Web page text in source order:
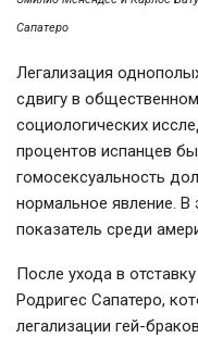
Сапатеро
Легализация
сдвигу в
социологических
процентов испанцев
гомосексуальность
нормальное явление. В
показатель среди
После ухода в отставку
Родригес Сапатеро,
легализации гей-браков